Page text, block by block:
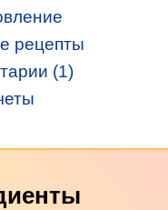
рецепты
(1)